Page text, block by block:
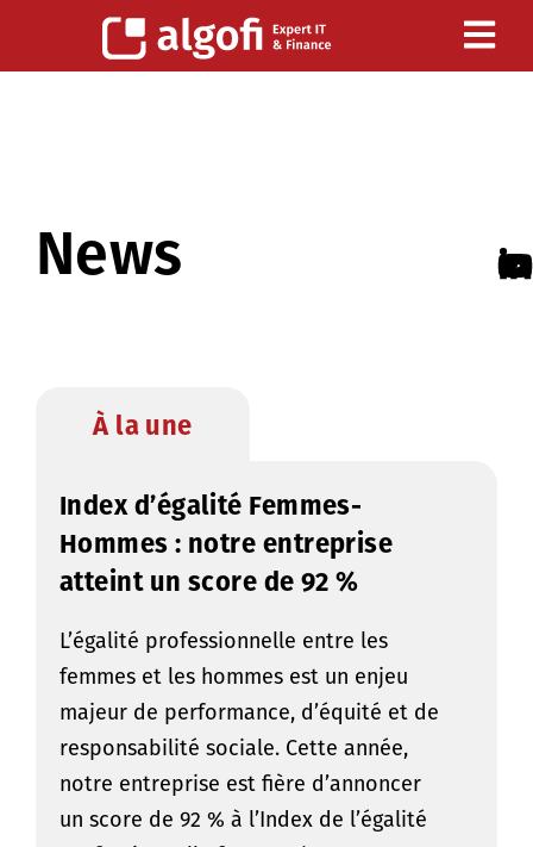
News
À la une
Index d’égalité Femmes-
Hommes : notre entreprise
atteint un score de 92 %
L’égalité professionnelle entre les
femmes et les hommes est un enjeu
majeur de performance, d’équité et de
responsabilité sociale. Cette année,
notre entreprise est fière d’annoncer
un score de 92 % à l’Index de l’égalité